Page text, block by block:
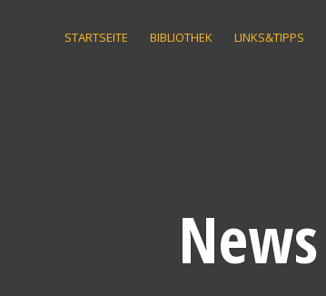
STARTSEITE BIBLIOTHEK LINKS&TIPPS